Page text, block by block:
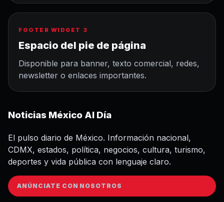
FOOTER WIDGET 3
Espacio del pie de página
Disponible para banner, texto comercial, redes,
newsletter o enlaces importantes.
Noticias México Al Día
El pulso diario de México. Información nacional,
CDMX, estados, política, negocios, cultura, turismo,
deportes y vida pública con lenguaje claro.
ANÚNCIATE CON NOSOTROS